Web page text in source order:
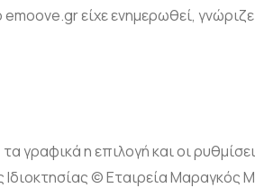
είχε ενημερωθεί,
γραφικά η επιλογή και οι
Ιδιοκτησίας © Εταιρεία